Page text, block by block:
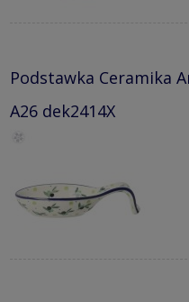
Podstawka Ceramika
A26 dek2414X